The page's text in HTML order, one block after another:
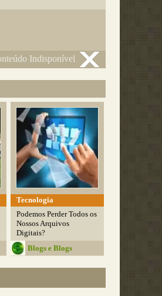
Indisponível
Tecnologia
Podemos Perder Todos os
Nossos Arquivos
Digitais?
Blogs e Blogs